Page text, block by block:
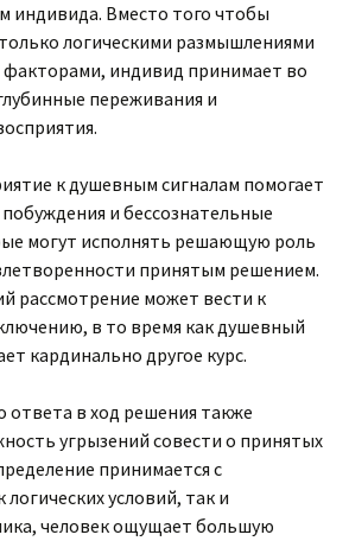
индивида. Вместо того чтобы
логическими размышлениями
индивид принимает во
переживания и
к душевным сигналам помогает
и бессознательные
могут исполнять решающую роль
принятым решением.
рассмотрение может вести к
в то время как душевный
кардинально другое курс.
ответа в ход решения также
угрызений совести о принятых
принимается с
условий, так и
человек ощущает большую